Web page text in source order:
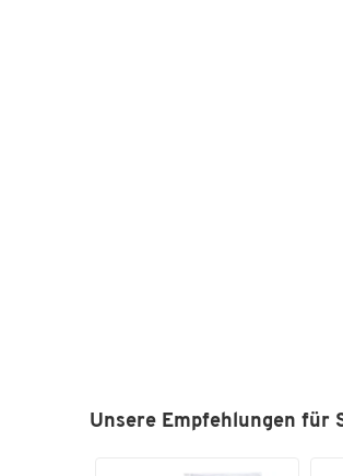
Unsere Empfehlungen für